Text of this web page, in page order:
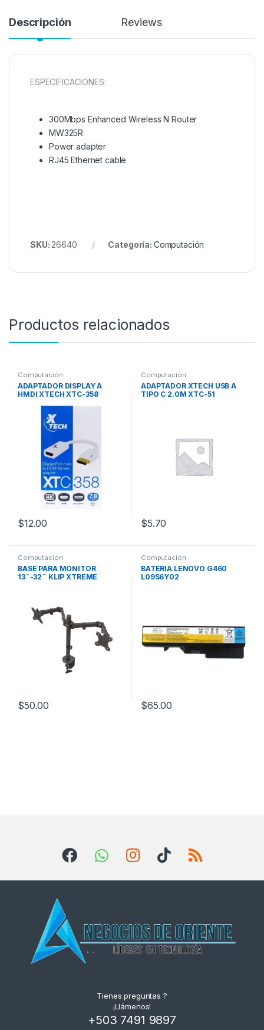
Descripción Reviews
ESPECIFICACIONES:
300Mbps Enhanced Wireless N Router
MW325R
Power adapter
RJ45 Ethernet cable
SKU: 26640 Categoría: Computación
Productos relacionados
Computación
ADAPTADOR DISPLAY A
HMDI XTECH XTC-358
$12.00
Computación
ADAPTADOR XTECH USB A
TIPO C 2.0M XTC-51
$5.70
Computación
BASE PARA MONITOR
13¨-32¨ KLIP XTREME
$50.00
Computación
BATERIA LENOVO G460
L09S6Y02
$65.00
Tienes preguntas ?
¡Llámenos!
+503 7491 9897